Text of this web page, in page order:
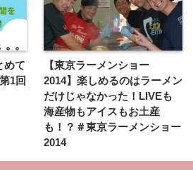
めて
1回
【東京ラーメンショー
2014】楽しめるのはラーメン
だけじゃなかった！LIVEも
海産物もアイスもお土産
も！？＃東京ラーメンショー
2014